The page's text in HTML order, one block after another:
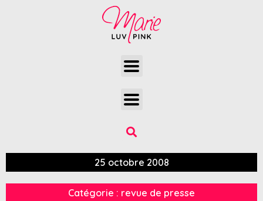
25 octobre 2008
Catégorie : revue de presse